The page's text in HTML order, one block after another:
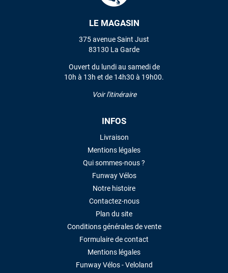
LE MAGASIN
375 avenue Saint Just
83130 La Garde
Ouvert du lundi au samedi de
10h à 13h et de 14h30 à 19h00.
Voir l'itinéraire
INFOS
Livraison
Mentions légales
Qui sommes-nous ?
Funway Vélos
Notre histoire
Contactez-nous
Plan du site
Conditions générales de vente
Formulaire de contact
Mentions légales
Funway Vélos - Veloland
VOIR TOUS LES AVIS
LAISSER UN AVIS